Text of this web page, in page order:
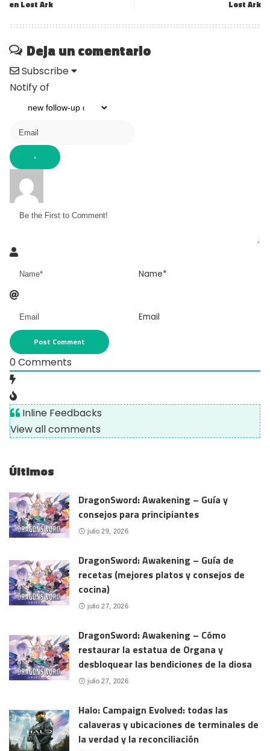
en Lost Ark Lost Ark
Deja un comentario
Subscribe
Notify of
Name*
Email
0Comments
Inline Feedbacks
View all comments
Últimos
DragonSword: Awakening – Guía y
consejos para principiantes
julio 29, 2026
DragonSword: Awakening – Guía de
recetas (mejores platos y consejos de
cocina)
julio 27, 2026
DragonSword: Awakening – Cómo
restaurar la estatua de Organa y
desbloquear las bendiciones de la diosa
julio 27, 2026
Halo: Campaign Evolved: todas las
calaveras y ubicaciones de terminales de
la verdad y la reconciliación